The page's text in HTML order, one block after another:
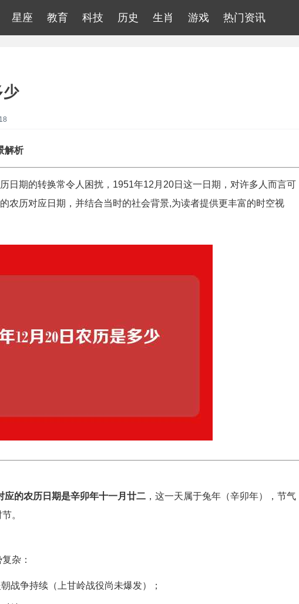
星座 教育 科技 历史 生肖 游戏 热门资讯
少
解析
日期的转换常令人困扰，1951年12月20日这一日期，对许多人而言可
农历对应日期，并结合当时的社会背景,为读者提供更丰富的时空视
应的农历日期是辛卯年十一月廿二 ，这一天属于兔年（辛卯年），节气
。
杂：
战争持续（上甘岭战役尚未爆发）；